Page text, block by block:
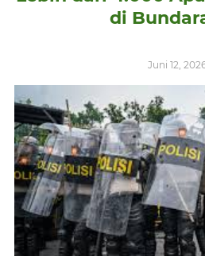
di
Juni 12,